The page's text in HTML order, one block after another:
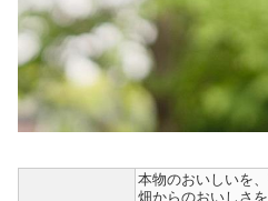
本物のおいしいを
畑からのおいしさを